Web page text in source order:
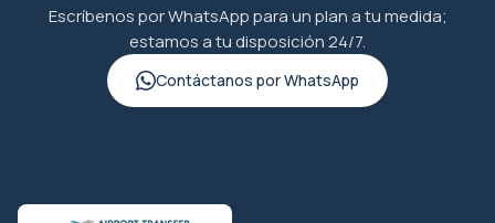
Escríbenos por WhatsApp para un plan a tu medida;
estamos a tu disposición 24/7.
Contáctanos por WhatsApp